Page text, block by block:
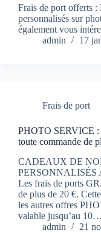
Frais de port offerts :
personnalisés sur
également vous
admin
17
Frais de port
PHOTO SERVICE :
toute commande de
CADEAUX DE
PERSONNALISÉS
Les frais de ports
de plus de 20 €.
les autres offres
valable jusqu’au 10…
admin
21